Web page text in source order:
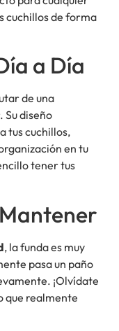
cuchillos de forma
a Día
de una
Su diseño
tus cuchillos,
en tu
tener tus
, la funda es muy
pasa un paño
¡Olvídate
que realmente